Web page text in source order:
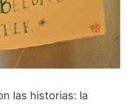
las historias: la